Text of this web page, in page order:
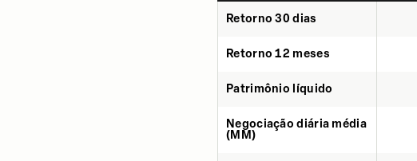
Retorno 30 dias
Retorno 12 meses
Patrimônio líquido
Negociação diária média
(MM)